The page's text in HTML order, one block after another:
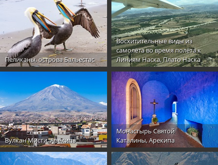
Пеликаны, острова Бальестас
Восхитительные виды из
самолёта во время полёта к
Линиям Наска, Плато Наска
Вулкан Мисти, Арекипа
Монастырь Святой
Каталины, Арекипа